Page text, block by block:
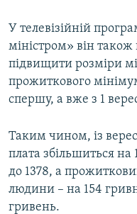
У телевізійній
міністром» він
підвищити розміри
прожиткового
спершу, а вже з 1
Таким чином, із
плата збільшиться на
до 1378, а
людини – на 154
гривень.